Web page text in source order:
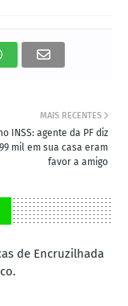
MAIS RECENTES
INSS: agente da PF diz
mil em sua casa eram
favor a amigo
de Encruzilhada